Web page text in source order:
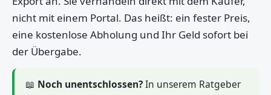
nicht mit einem Portal. Das heißt: ein fester Preis,
eine kostenlose Abholung und Ihr Geld sofort bei
der Übergabe.
📖 Noch unentschlossen?In unserem Ratgeber